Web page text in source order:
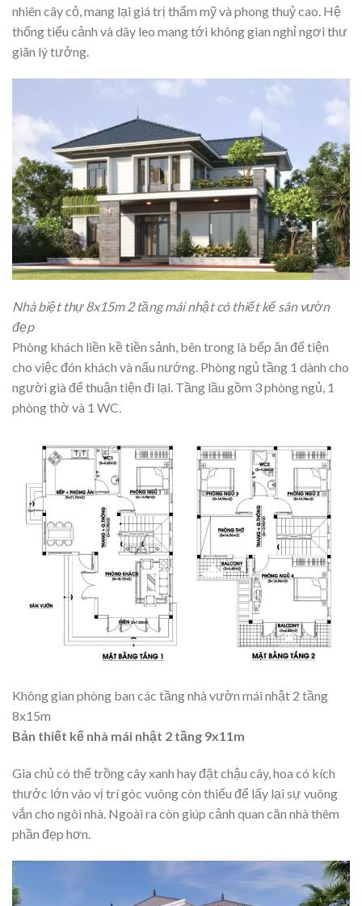
nhiên cây cỏ, mang lại giá trị thẩm mỹ và phong thuỷ cao. Hệ
thống tiểu cảnh và dây leo mang tới không gian nghỉ ngơi thư
giãn lý tưởng.
Nhà biệt thự 8x15m 2 tầng mái nhật có thiết kế sân vườn
đẹp
Phòng khách liền kề tiền sảnh, bên trong là bếp ăn để tiện
cho việc đón khách và nấu nướng. Phòng ngủ tầng 1 dành cho
người già để thuận tiện đi lại. Tầng lầu gồm 3 phòng ngủ, 1
phòng thờ và 1 WC.
Không gian phòng ban các tầng nhà vườn mái nhật 2 tầng
8x15m
Bản thiết kế nhà mái nhật 2 tầng 9x11m
Gia chủ có thể trồng cây xanh hay đặt chậu cây, hoa có kích
thước lớn vào vị trí góc vuông còn thiếu để lấy lại sự vuông
vắn cho ngôi nhà. Ngoài ra còn giúp cảnh quan căn nhà thêm
phần đẹp hơn.